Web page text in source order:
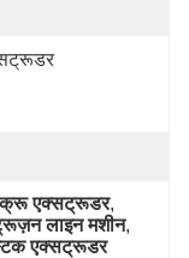
एक्सट्रूडर,
लाइन मशीन,
एक्सट्रूडर